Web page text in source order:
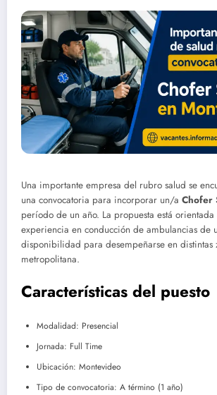
Una importante empresa del rubro salud se
una convocatoria para incorporar un/a Chofer
período de un año. La propuesta está orientada
experiencia en conducción de ambulancias de
disponibilidad para desempeñarse en distintas
metropolitana.
Características del puesto
Modalidad: Presencial
Jornada: Full Time
Ubicación: Montevideo
Tipo de convocatoria: A término (1 año)